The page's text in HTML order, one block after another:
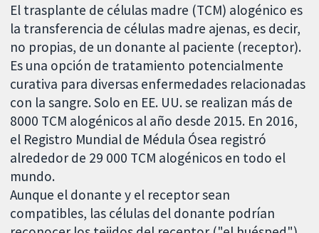
El trasplante de células madre (TCM) alogénico es
la transferencia de células madre ajenas, es decir,
no propias, de un donante al paciente (receptor).
Es una opción de tratamiento potencialmente
curativa para diversas enfermedades relacionadas
con la sangre. Solo en EE. UU. se realizan más de
8000 TCM alogénicos al año desde 2015. En 2016,
el Registro Mundial de Médula Ósea registró
alrededor de 29 000 TCM alogénicos en todo el
mundo.
Aunque el donante y el receptor sean
compatibles, las células del donante podrían